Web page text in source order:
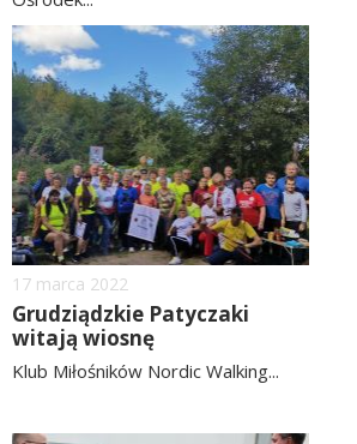
czytaj
więcej
image
Dodano
17 marca 2022
Grudziądzkie Patyczaki
witają wiosnę
Klub Miłośników Nordic Walking...
więcej